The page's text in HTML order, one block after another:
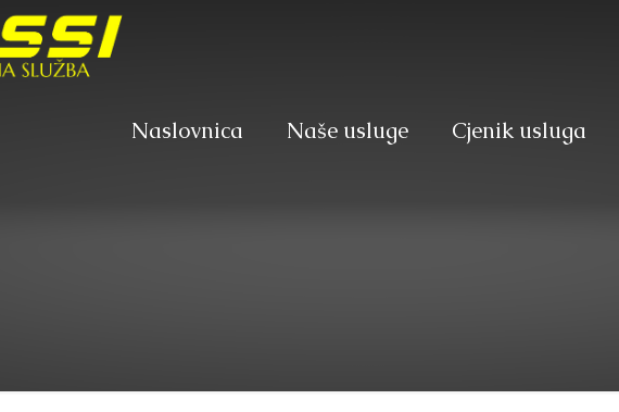
Naslovnica Naše usluge Cjenik usluga